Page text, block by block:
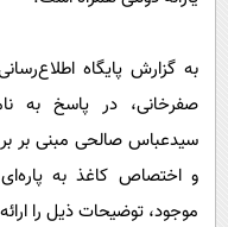
به گزارش پایگاه
سیدعباس صالحی مبنی بر
و اختصاص کاغذ به
موجود، توضیحات ذیل را